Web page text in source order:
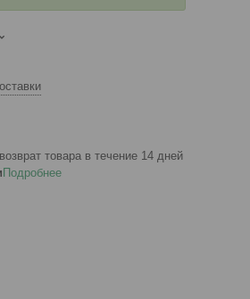
возврат товара в течение 14 дней
Подробнее